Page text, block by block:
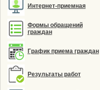
Интернет-приемная
Формы обращений
граждан
График приема граждан
Результаты работ